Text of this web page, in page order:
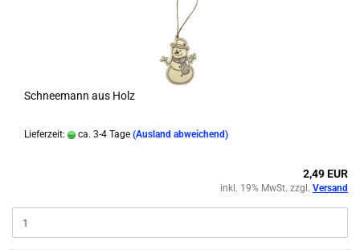
Schneemann aus Holz
Lieferzeit: ca. 3-4 Tage (Ausland abweichend)
2,49 EUR
inkl. 19% MwSt. zzgl. Versand